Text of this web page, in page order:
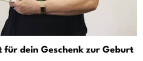
für dein Geschenk zur Geburt